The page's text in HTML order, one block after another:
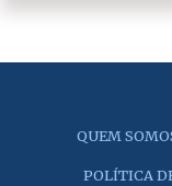
QUEM
POLÍTICA